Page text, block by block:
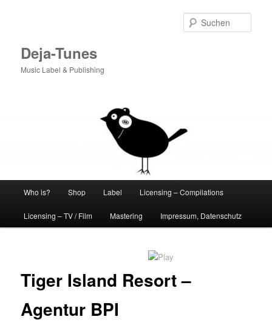
Deja-Tunes
Music Label & Publishing
Who is? Shop Label Licensing – Compilations
Licensing – TV / Film Mastering Impressum, Datenschutz
Tiger Island Resort –
Agentur BPI